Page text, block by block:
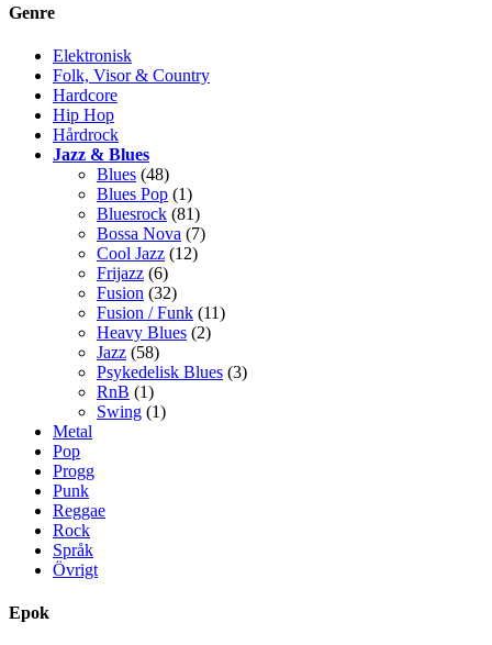
Genre
Elektronisk
Folk, Visor & Country
Hardcore
Hip Hop
Hårdrock
Jazz & Blues
Blues (48)
Blues Pop (1)
Bluesrock (81)
Bossa Nova (7)
Cool Jazz (12)
Frijazz (6)
Fusion (32)
Fusion / Funk (11)
Heavy Blues (2)
Jazz (58)
Psykedelisk Blues (3)
RnB (1)
Swing (1)
Metal
Pop
Progg
Punk
Reggae
Rock
Språk
Övrigt
Epok